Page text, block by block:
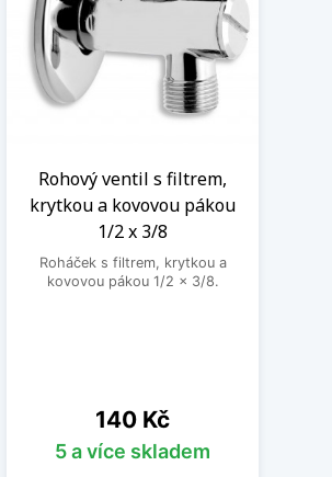
Rohový ventil s filtrem,
krytkou a kovovou pákou
1/2 x 3/8
Roháček s filtrem, krytkou a
kovovou pákou 1/2 x 3/8.
Cena
140 Kč
5 a více skladem